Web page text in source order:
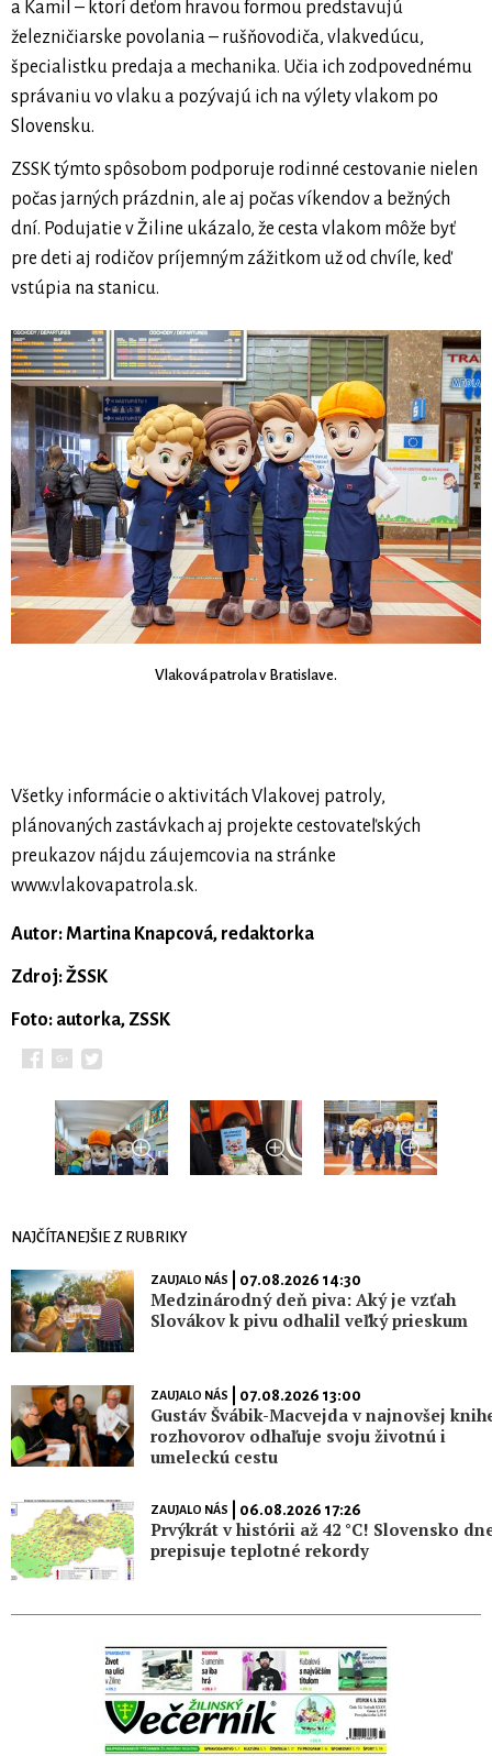
a Kamil – ktorí deťom hravou formou predstavujú
železničiarske povolania – rušňovodiča, vlakvedúcu,
špecialistku predaja a mechanika. Učia ich zodpovednému
správaniu vo vlaku a pozývajú ich na výlety vlakom po
Slovensku.
ZSSK týmto spôsobom podporuje rodinné cestovanie nielen
počas jarných prázdnin, ale aj počas víkendov a bežných
dní. Podujatie v Žiline ukázalo, že cesta vlakom môže byť
pre deti aj rodičov príjemným zážitkom už od chvíle, keď
vstúpia na stanicu.
Vlaková patrola v Bratislave.
Všetky informácie o aktivitách Vlakovej patroly,
plánovaných zastávkach aj projekte cestovateľských
preukazov nájdu záujemcovia na stránke
www.vlakovapatrola.sk.
Autor: Martina Knapcová, redaktorka
Zdroj: ŽSSK
Foto: autorka, ZSSK
NAJČÍTANEJŠIE Z RUBRIKY
ZAUJALO NÁS | 07.08.2026 14:30
Medzinárodný deň piva: Aký je vzťah
Slovákov k pivu odhalil veľký prieskum
ZAUJALO NÁS | 07.08.2026 13:00
Gustáv Švábik-Macvejda v najnovšej
rozhovorov odhaľuje svoju životnú i
umeleckú cestu
ZAUJALO NÁS | 06.08.2026 17:26
Prvýkrát v histórii až 42 °C! Slovensko
prepisuje teplotné rekordy